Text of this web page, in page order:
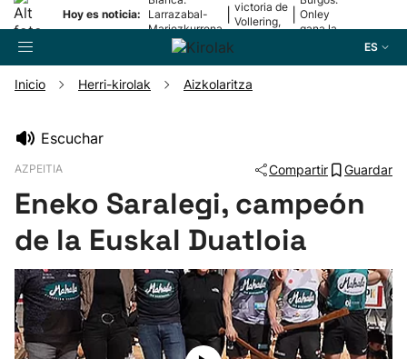
Hoy es noticia:
Larrazabal-
Mariezkurrena
II, a la final
victoria de
Vollering,
Onley
gana la
ES
Pelota
Remo
Baloncesto
Inicio Herri-kirolak Aizkolaritza
Escuchar
AZPEITIA Compartir Guardar
Eneko Saralegi, campeón
de la Euskal Duatloia